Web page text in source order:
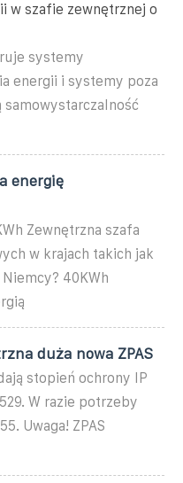
w szafie zewnętrznej o
systemy
energii i systemy poza
samowystarczalność
energię
Zewnętrzna szafa
w krajach takich jak
40KWh
duża nowa ZPAS
stopień ochrony IP
W razie potrzeby
Uwaga! ZPAS